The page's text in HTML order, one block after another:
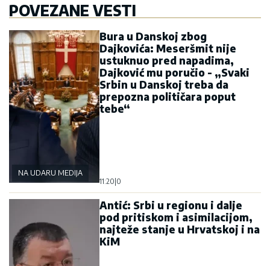
POVEZANE VESTI
NA UDARU MEDIJA
Bura u Danskoj zbog
Dajkovića: Meseršmit nije
ustuknuo pred napadima,
Dajković mu poručio - „Svaki
Srbin u Danskoj treba da
prepozna političara poput
tebe“
11:20|0
Antić: Srbi u regionu i dalje
pod pritiskom i asimilacijom,
najteže stanje u Hrvatskoj i na
KiM